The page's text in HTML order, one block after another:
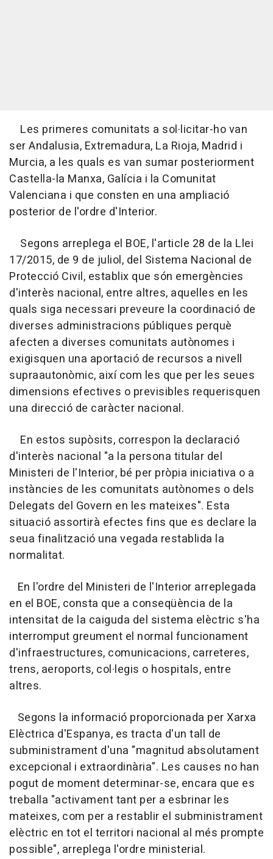
Les primeres comunitats a sol·licitar-ho van
ser Andalusia, Extremadura, La Rioja, Madrid i
Murcia, a les quals es van sumar posteriorment
Castella-la Manxa, Galícia i la Comunitat
Valenciana i que consten en una ampliació
posterior de l'ordre d'Interior.
Segons arreplega el BOE, l'article 28 de la Llei
17/2015, de 9 de juliol, del Sistema Nacional de
Protecció Civil, establix que són emergències
d'interès nacional, entre altres, aquelles en les
quals siga necessari preveure la coordinació de
diverses administracions públiques perquè
afecten a diverses comunitats autònomes i
exigisquen una aportació de recursos a nivell
supraautonòmic, així com les que per les seues
dimensions efectives o previsibles requerisquen
una direcció de caràcter nacional.
En estos supòsits, correspon la declaració
d'interès nacional "a la persona titular del
Ministeri de l'Interior, bé per pròpia iniciativa o a
instàncies de les comunitats autònomes o dels
Delegats del Govern en les mateixes". Esta
situació assortirà efectes fins que es declare la
seua finalització una vegada restablida la
normalitat.
En l'ordre del Ministeri de l'Interior arreplegada
en el BOE, consta que a conseqüència de la
intensitat de la caiguda del sistema elèctric s'ha
interromput greument el normal funcionament
d'infraestructures, comunicacions, carreteres,
trens, aeroports, col·legis o hospitals, entre
altres.
Segons la informació proporcionada per Xarxa
Elèctrica d'Espanya, es tracta d'un tall de
subministrament d'una "magnitud absolutament
excepcional i extraordinària". Les causes no han
pogut de moment determinar-se, encara que es
treballa "activament tant per a esbrinar les
mateixes, com per a restablir el subministrament
elèctric en tot el territori nacional al més prompte
possible", arreplega l'ordre ministerial.